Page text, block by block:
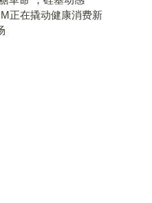
正在撬动健康消费新